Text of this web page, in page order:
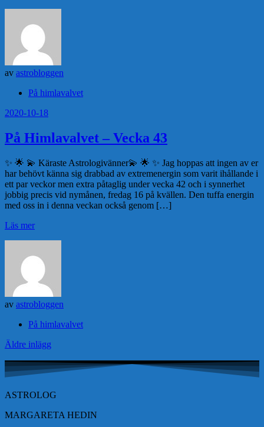
av astrobloggen
På himlavalvet
2020-10-18
På Himlavalvet – Vecka 43
✨ 🌟 💫 Käraste Astrologivänner💫 🌟 ✨ Jag hoppas att ingen av er
har behövt känna sig drabbad av extremenergin som varit ihållande i
ett par veckor men extra påtaglig under vecka 42 och i synnerhet
jobbig precis vid nymånen, fredag 16 på kvällen. Den tuffa energin
med oss in i denna veckan också genom […]
Läs mer
av astrobloggen
På himlavalvet
Navigera
inlägg
Äldre inlägg
ASTROLOG
MARGARETA HEDIN